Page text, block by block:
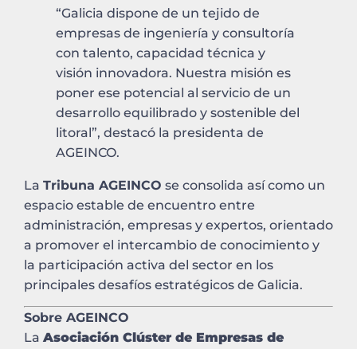
“Galicia dispone de un tejido de
empresas de ingeniería y consultoría
con talento, capacidad técnica y
visión innovadora. Nuestra misión es
poner ese potencial al servicio de un
desarrollo equilibrado y sostenible del
litoral”, destacó la presidenta de
AGEINCO.
La Tribuna AGEINCO se consolida así como un
espacio estable de encuentro entre
administración, empresas y expertos, orientado
a promover el intercambio de conocimiento y
la participación activa del sector en los
principales desafíos estratégicos de Galicia.
Sobre AGEINCO
La Asociación Clúster de Empresas de